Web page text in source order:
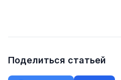
Поделиться статьей